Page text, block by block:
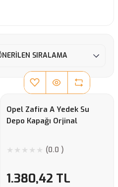
Opel Zafira A Yedek Su
Depo Kapağı Orjinal
(0.0 )
1.380,42 TL